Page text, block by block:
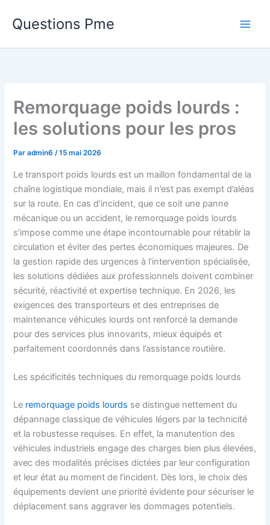
Questions Pme
Remorquage poids lourds :
les solutions pour les pros
Paradmin6/15 mai 2026
Le transport poids lourds est un maillon fondamental de la
chaîne logistique mondiale, mais il n’est pas exempt d’aléas
sur la route. En cas d’incident, que ce soit une panne
mécanique ou un accident, le remorquage poids lourds
s’impose comme une étape incontournable pour rétablir la
circulation et éviter des pertes économiques majeures. De
la gestion rapide des urgences à l’intervention spécialisée,
les solutions dédiées aux professionnels doivent combiner
sécurité, réactivité et expertise technique. En 2026, les
exigences des transporteurs et des entreprises de
maintenance véhicules lourds ont renforcé la demande
pour des services plus innovants, mieux équipés et
parfaitement coordonnés dans l’assistance routière.
Les spécificités techniques du remorquage poids lourds
Le remorquage poids lourds se distingue nettement du
dépannage classique de véhicules légers par la technicité
et la robustesse requises. En effet, la manutention des
véhicules industriels engage des charges bien plus élevées,
avec des modalités précises dictées par leur configuration
et leur état au moment de l’incident. Dès lors, le choix des
équipements devient une priorité évidente pour sécuriser le
déplacement sans aggraver les dommages potentiels.